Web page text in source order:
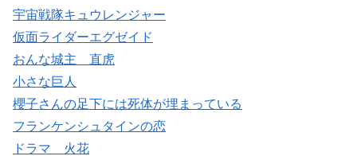
宇宙戦隊キュウレンジャー
仮面ライダーエグゼイド
おんな城主 直虎
小さな巨人
櫻子さんの足下には死体が埋まっている
フランケンシュタインの恋
ドラマ 火花